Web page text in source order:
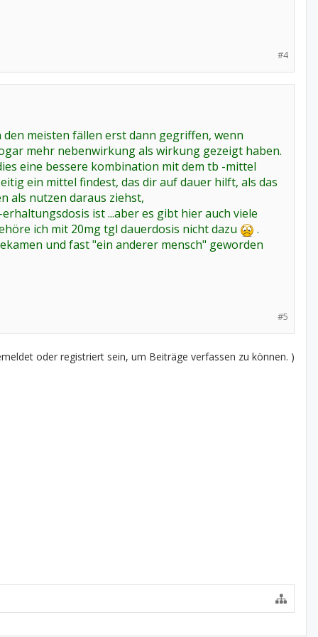
#4
meisten fällen erst dann gegriffen, wenn
mehr nebenwirkung als wirkung gezeigt haben.
eine bessere kombination mit dem tb -mittel
ein mittel findest, das dir auf dauer hilft, als das
als nutzen daraus ziehst,
ist ...aber es gibt hier auch viele
ich mit 20mg tgl dauerdosis nicht dazu
.
und fast "ein anderer mensch" geworden
#5
oder registriert sein, um Beiträge verfassen zu können. )